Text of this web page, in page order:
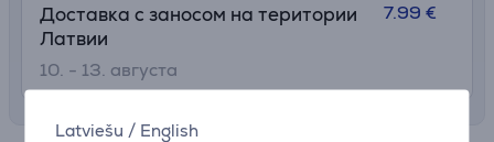
Latviešu / English
Доставка с заносом на територии
Латвии
10. - 13. августа
7.99 €